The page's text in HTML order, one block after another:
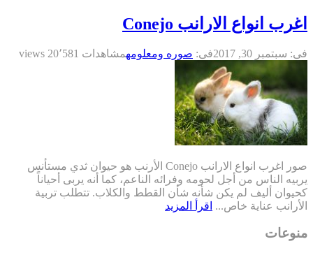
اغرب انواع الارانب Conejo
فى: سبتمبر 30, 2017 فى: صوره ومعلومهمشاهدات 20٬581 views
صور اغرب انواع الارانب Conejo الأرنب هو حيوان ثدي مستأنس
يربيه الناس من أجل لحومه وفرائه الناعم، كما أنه يربى أحياناً
كحيوان أليف لم يكن شأنه شأن القطط والكلاب. تتطلب تربية
الأرانب عناية خاص... اقرأ المزيد
منوعات